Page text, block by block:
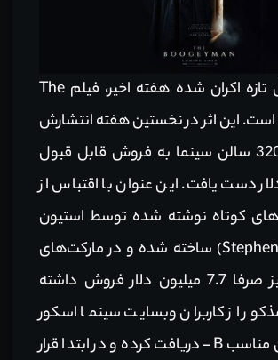
دیگر محصول تازه اکران شده هفته اخیر،‌ فیلم The
Boogeyman است. این اثر در نخستین هفته انتشارش
با اکران در 3205 سالن سینما به فروش قابل قبول
دلار دست یافت. این عنوان با اقتباس از
کوتاه نوشته شده توسط استیون
کینگ (Stephen King) ساخته شده و در مارکت‌های
بین المللی نیز صرفا 7.7 میلیون دلار فروش داشته
از کاربران وبسایت سینما اسکور
نمره نه چندان مناسب B- دریافت کرده و در ابتدا قرار